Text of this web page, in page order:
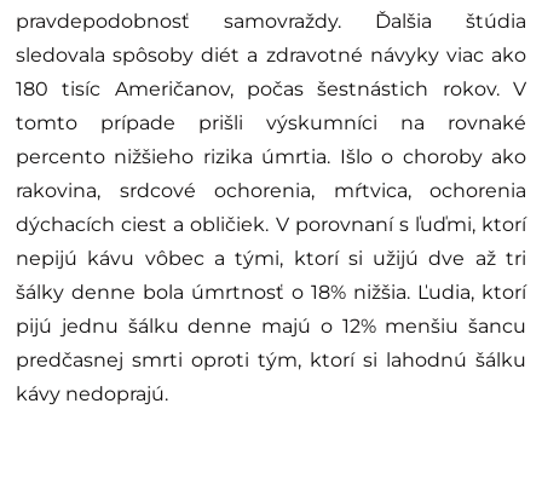
pravdepodobnosť samovraždy. Ďalšia štúdia
sledovala spôsoby diét a zdravotné návyky viac ako
180 tisíc Američanov, počas šestnástich rokov. V
tomto prípade prišli výskumníci na rovnaké
percento nižšieho rizika úmrtia. Išlo o choroby ako
rakovina, srdcové ochorenia, mŕtvica, ochorenia
dýchacích ciest a obličiek. V porovnaní s ľuďmi, ktorí
nepijú kávu vôbec a tými, ktorí si užijú dve až tri
šálky denne bola úmrtnosť o 18% nižšia. Ľudia, ktorí
pijú jednu šálku denne majú o 12% menšiu šancu
predčasnej smrti oproti tým, ktorí si lahodnú šálku
kávy nedoprajú.